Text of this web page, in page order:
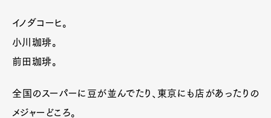
イノダコーヒ。
小川珈琲。
前田珈琲。
全国のスーパーに豆が並んでたり、東京にも店があったりの
メジャーどころ。